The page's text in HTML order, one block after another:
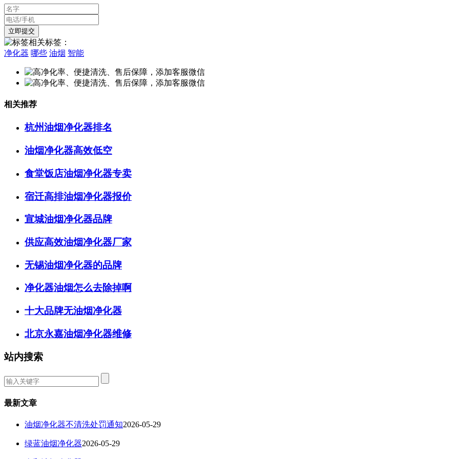
相关标签：
净化器 哪些 油烟 智能
相关推荐
杭州油烟净化器排名
油烟净化器高效低空
食堂饭店油烟净化器专卖
宿迁高排油烟净化器报价
宣城油烟净化器品牌
供应高效油烟净化器厂家
无锡油烟净化器的品牌
净化器油烟怎么去除掉啊
十大品牌无油烟净化器
北京永嘉油烟净化器维修
站内搜索
最新文章
油烟净化器不清洗处罚通知2026-05-29
绿蓝油烟净化器2026-05-29